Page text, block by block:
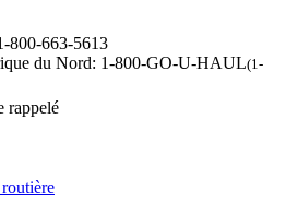
800-663-5613
du Nord: 1-800-GO-U-HAUL(1-
rappelé